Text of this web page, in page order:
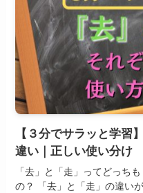
【３分でサラッと学習
違い｜正しい使い分け
「去」と「走」ってどっち
の？ 「去」と「走」の違い